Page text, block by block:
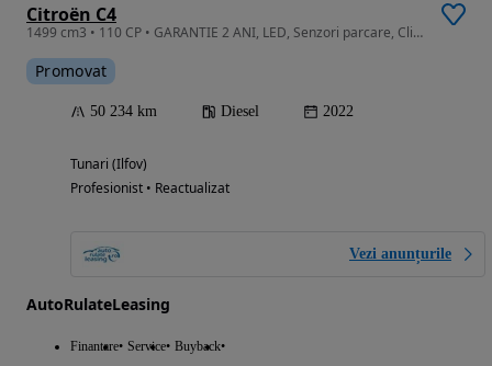
Citroën C4
1499 cm3 • 110 CP • GARANTIE 2 ANI, LED, Senzori parcare, Clima, Pilot auto
Promovat
50 234 km Diesel 2022
Tunari (Ilfov)
Profesionist • Reactualizat
Vezi anunțurile
AutoRulateLeasing
Finantare Service Buyback